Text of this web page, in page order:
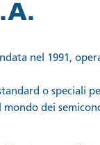
nel 1991,
o speciali
dei